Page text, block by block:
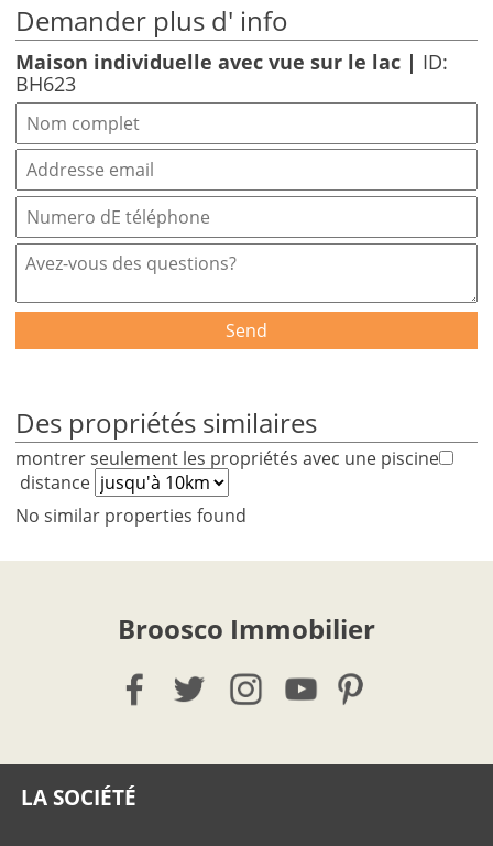
Demander plus d' info
Maison individuelle avec vue sur le lac | ID:
BH623
Send
Des propriétés similaires
montrer seulement les propriétés avec une piscine
distance
No similar properties found
Broosco Immobilier
LA SOCIÉTÉ